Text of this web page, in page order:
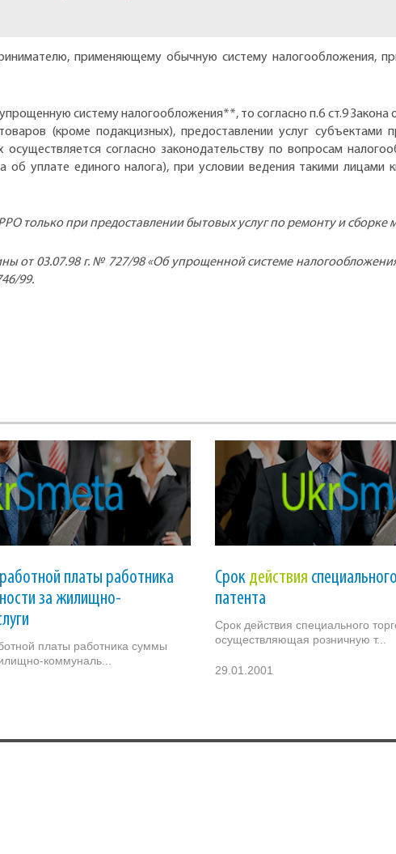
применяющему обычную систему налогообложения,
систему налогообложения**, то согласно п.6 ст.9 Закона
(кроме подакцизных), предоставлении услуг субъектами
согласно законодательству по вопросам
уплате единого налога), при условии ведения такими лицами
только при предоставлении бытовых услуг по ремонту и сборке
от 03.07.98 г. № 727/98 «Об упрощенной системе
99.
платы работника
за жилищно-
платы работника суммы
коммуналь...
Срок действия
патента
Срок действия специального
осуществляющая розничную т...
29.01.2001